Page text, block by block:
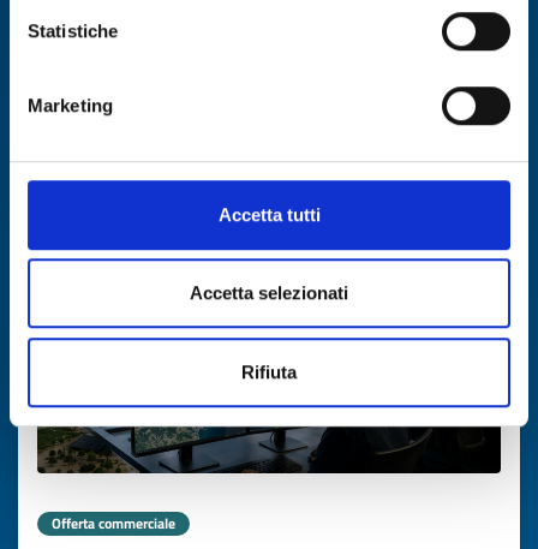
Statistiche
Marketing
Accetta tutti
Accetta selezionati
Rifiuta
lavoro basata su AI
SCOPRI DI PIÙ →
Scade il05 agosto 2027
Offerta commerciale